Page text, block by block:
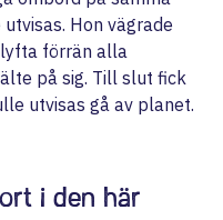
Hon vägrade
förrän alla
på sig. Till slut fick
utvisas gå av planet.
i den här